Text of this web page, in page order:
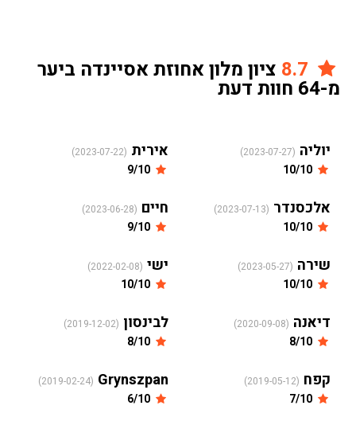
ציון מלון אחוזת אסיינדה ביער
מ-64 חוות דעת
יוליה (2023-07-27) אירית (2023-07-22)
אלכסנדר (2023-07-13) חיים (2023-06-28)
שירה (2023-05-27) ישי (2022-02-08)
דיאנה (2020-09-08) לבינסון (2019-12-02)
קפח (2019-05-12)
Grynszpan
(2019-02-24)